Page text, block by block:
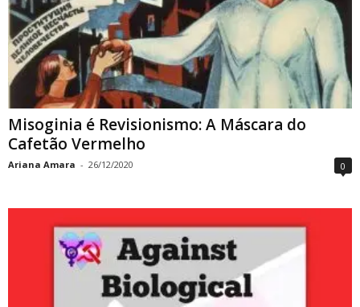
Misoginia é Revisionismo: A Máscara do
Cafetão Vermelho
Ariana Amara - 26/12/2020 0